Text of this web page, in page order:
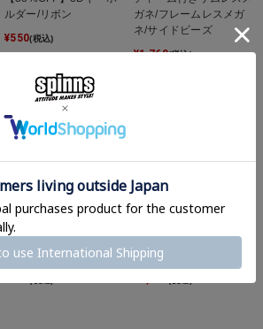
ルダー/リボン
¥550(税込)
ガネ/フレームレスメガ
ネ/サイドビーズ
¥1,760(税込)
≪モンチッチ≫チャーム
付き折りたたみコーム
セットキーホルダー/ピ
アノリボン